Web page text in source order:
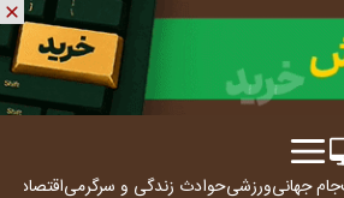
جام جهانیورزشیحوادث زندگی و سرگرمیاقتصاد